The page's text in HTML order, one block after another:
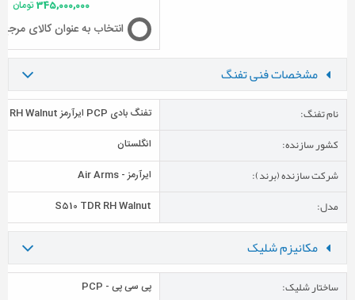
345,000,000تومان
انتخاب به عنوان کالای مرجع
مشخصات فنی تفنگ
نام تفنگ: تفنگ بادی PCP ایرآرمز S510 TDR RH Walnut
کشور سازنده: انگلستان
شرکت سازنده (برند): ایرآرمز - Air Arms
مدل: S510 TDR RH Walnut
مکانیزم شلیک
ساختار شلیک: پی سی پی - PCP